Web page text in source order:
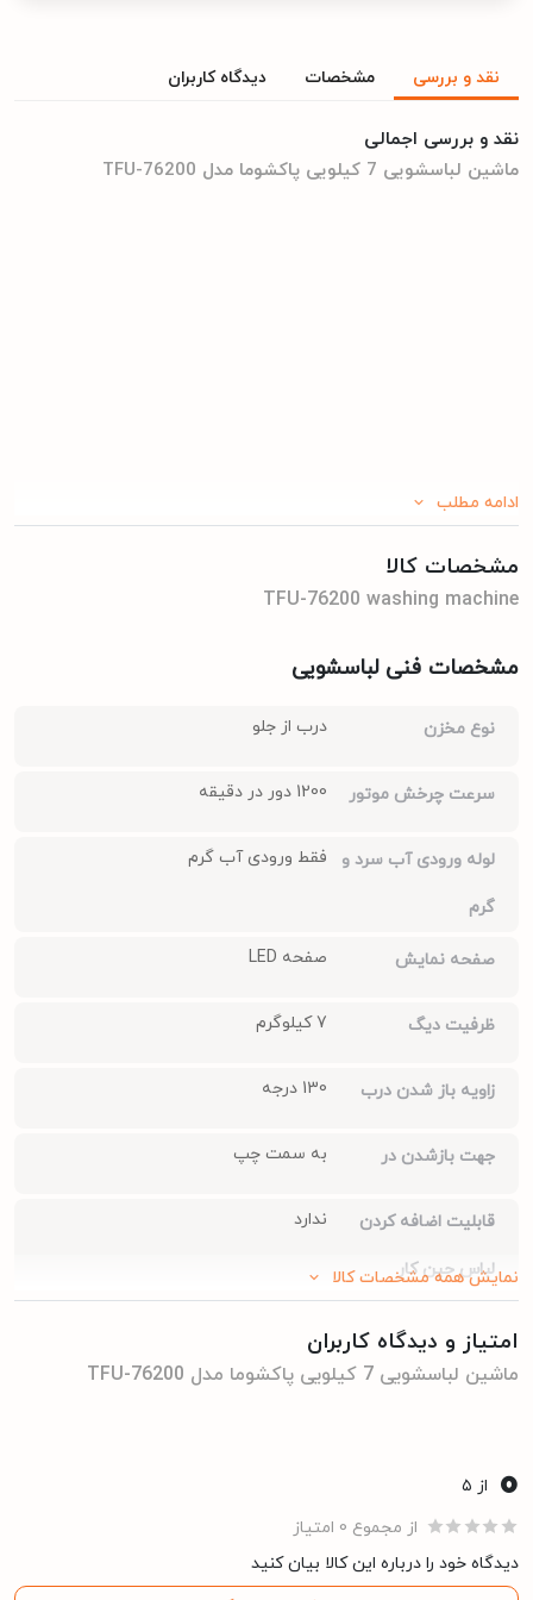
نقد و بررسی مشخصات دیدگاه کاربران
نقد و بررسی اجمالی
ماشین لباسشویی 7 کیلویی پاکشوما مدل TFU-76200
ادامه مطلب
مشخصات کالا
TFU-76200 washing machine
مشخصات فنی لباسشویی
نوع مخزن درب از جلو
سرعت چرخش موتور 1200 دور در دقیقه
لوله ورودی آب سرد و
گرم
فقط ورودی آب گرم
صفحه نمایش صفحه LED
ظرفیت دیگ 7 کیلوگرم
زاویه باز شدن درب 130 درجه
جهت بازشدن در به سمت چپ
قابلیت اضافه کردن
لباس حین کار
ندارد
تعداد برنامه های شستدارای 15 برنامه شستشو و 5 برنامه تکمیلی
قفل کودک
میزان صدا کم صدا و کم لرزش
نمایش همه مشخصات کالا
امتیاز و دیدگاه کاربران
ماشین لباسشویی 7 کیلویی پاکشوما مدل TFU-76200
0
از ۵
از مجموع 0 امتیاز
دیدگاه خود را درباره این کالا بیان کنید